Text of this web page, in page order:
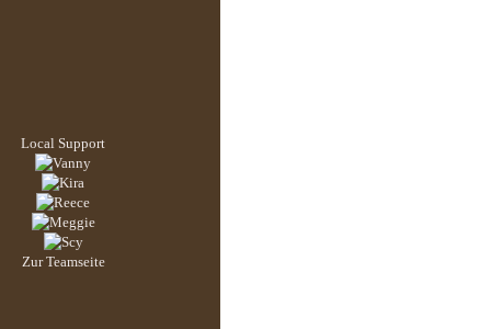
Local Support
Zur Teamseite